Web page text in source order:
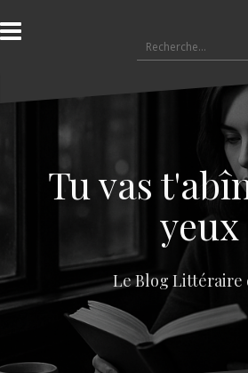
l
a
e
e
Tu vas
yeux
Le Blog Littéraire